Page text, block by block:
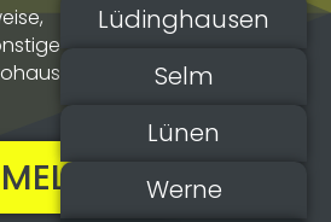
Lüdinghausen
Selm
Lünen
Werne